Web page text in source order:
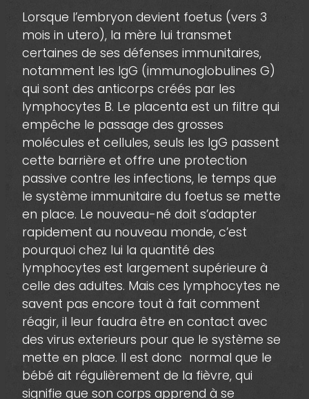
Lorsque l’embryon devient foetus (vers 3
mois in utero), la mère lui transmet
certaines de ses défenses immunitaires,
notamment les IgG (immunoglobulines G)
qui sont des anticorps créés par les
lymphocytes B. Le placenta est un filtre qui
empêche le passage des grosses
molécules et cellules, seuls les IgG passent
cette barrière et offre une protection
passive contre les infections, le temps que
le système immunitaire du foetus se mette
en place. Le nouveau-né doit s’adapter
rapidement au nouveau monde, c’est
pourquoi chez lui la quantité des
lymphocytes est largement supérieure à
celle des adultes. Mais ces lymphocytes ne
savent pas encore tout à fait comment
réagir, il leur faudra être en contact avec
des virus exterieurs pour que le système se
mette en place. Il est donc normal que le
bébé ait régulièrement de la fièvre, qui
signifie que son corps apprend à se